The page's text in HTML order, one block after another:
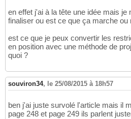
en effet j'ai à la tête une idée mais
finaliser ou est ce que ça marche ou
est ce que je peux convertir les
en position avec une méthode de
quoi ?
souviron34, le 25/08/2015 à 18h57
ben j'ai juste survolé l'article mais il
page 248 et page 249 ils parlent